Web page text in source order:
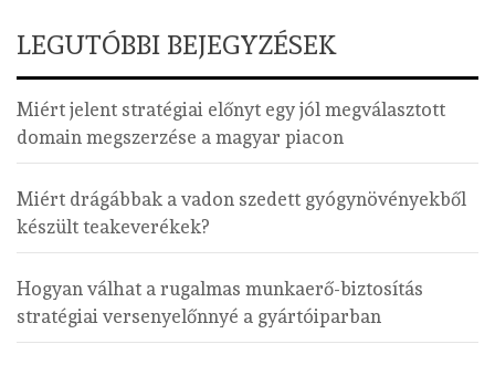
LEGUTÓBBI BEJEGYZÉSEK
Miért jelent stratégiai előnyt egy jól megválasztott
domain megszerzése a magyar piacon
Miért drágábbak a vadon szedett gyógynövényekből
készült teakeverékek?
Hogyan válhat a rugalmas munkaerő-biztosítás
stratégiai versenyelőnnyé a gyártóiparban